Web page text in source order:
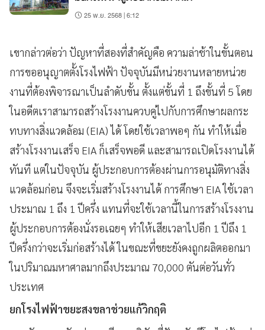
25 พ.ย. 2568 | 6:12
เขากล่าวต่อว่า ปัญหาที่สองที่สำคัญคือ ความล่าช้าในขั้นตอน
การขออนุญาตตั้งโรงไฟฟ้า ปัจจุบันมีหน่วยงานหลายหน่วย
งานที่ต้องพิจารณาเป็นลำดับขั้น ตั้งแต่ขั้นที่ 1 ถึงขั้นที่ 5 โดย
ในอดีตเราสามารถสร้างโรงงานควบคู่ไปกับการศึกษาผลกระ
ทบทางสิ่งแวดล้อม (EIA) ได้ โดยใช้เวลาพอๆ กัน ทำให้เมื่อ
สร้างโรงงานเสร็จ EIA ก็เสร็จพอดี และสามารถเปิดโรงงานได้
ทันที แต่ในปัจจุบัน ผู้ประกอบการต้องผ่านการอนุมัติทางสิ่ง
แวดล้อมก่อน จึงจะเริ่มสร้างโรงงานได้ การศึกษา EIA ใช้เวลา
ประมาณ 1 ถึง 1 ปีครึ่ง แทนที่จะใช้เวลานี้ในการสร้างโรงงาน
ผู้ประกอบการต้องนั่งรอเฉยๆ ทำให้เสียเวลาไปอีก 1 ปีถึง 1
ปีครึ่งกว่าจะเริ่มก่อสร้างได้ ในขณะที่ขยะยังคงถูกผลิตออกมา
ในปริมาณมหาศาลมากถึงประมาณ 70,000 ตันต่อวันทั่ว
ประเทศ
ยกโรงไฟฟ้าขยะสงขลาช่วยแก้วิกฤติ